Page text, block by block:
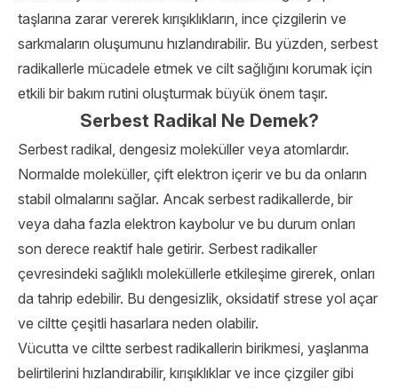
taşlarına zarar vererek kırışıklıkların, ince çizgilerin ve
sarkmaların oluşumunu hızlandırabilir. Bu yüzden, serbest
radikallerle mücadele etmek ve cilt sağlığını korumak için
etkili bir bakım rutini oluşturmak büyük önem taşır.
Serbest Radikal Ne Demek?
Serbest radikal, dengesiz moleküller veya atomlardır.
Normalde moleküller, çift elektron içerir ve bu da onların
stabil olmalarını sağlar. Ancak serbest radikallerde, bir
veya daha fazla elektron kaybolur ve bu durum onları
son derece reaktif hale getirir. Serbest radikaller
çevresindeki sağlıklı moleküllerle etkileşime girerek, onları
da tahrip edebilir. Bu dengesizlik, oksidatif strese yol açar
ve ciltte çeşitli hasarlara neden olabilir.
Vücutta ve ciltte serbest radikallerin birikmesi, yaşlanma
belirtilerini hızlandırabilir, kırışıklıklar ve ince çizgiler gibi